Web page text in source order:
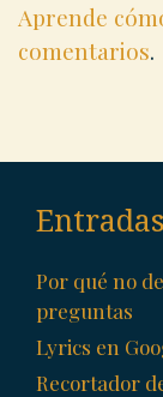
Aprende
comentarios.
Por qué no
preguntas
Lyrics en
Recortador